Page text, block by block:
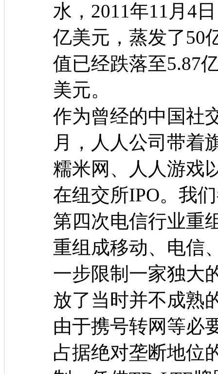
水，2011年11月4
亿美元，蒸发了50
值已经跌落至5.87
美元。
作为曾经的中国社
月，人人公司带着
糯米网、人人游戏
在纽交所IPO。我
第四次电信行业重
重组成移动、电信
一步限制一家独大
放了当时并不成熟
由于携号转网等必
占据绝对垄断地位